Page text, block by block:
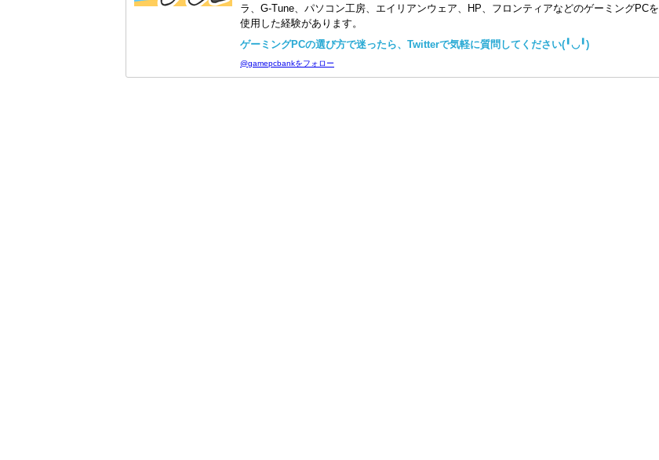
ラ、G-Tune、パソコン工房、エイリアンウェア、HP、フロンティアなどのゲーミングPCを
使用した経験があります。
ゲーミングPCの選び方で迷ったら、Twitterで気軽に質問してください(╹◡╹)
@gamepcbankをフォロー